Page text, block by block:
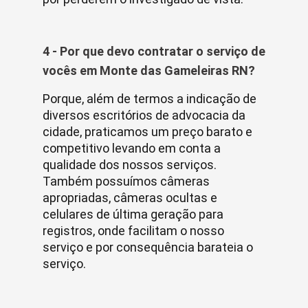
4 - Por que devo contratar o serviço de
vocês em Monte das Gameleiras RN?
Porque, além de termos a indicação de
diversos escritórios de advocacia da
cidade, praticamos um preço barato e
competitivo levando em conta a
qualidade dos nossos serviços.
Também possuímos câmeras
apropriadas, câmeras ocultas e
celulares de última geração para
registros, onde facilitam o nosso
serviço e por consequência barateia o
serviço.